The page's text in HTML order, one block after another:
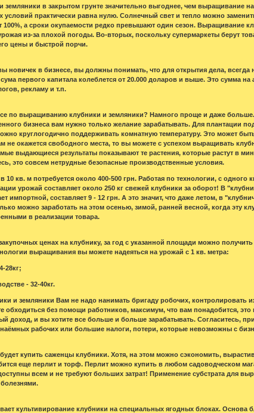
в закрытом грунте значительно выгоднее, чем выращивание
условий практически равна нулю. Солнечный свет и тепло можно
100%, а сроки окупаемости редко превышают один сезон. Выращивание
из-за плохой погоды. Во-вторых, поскольку супермаркеты берут
цены и быстрой порчи.
новичек в бизнесе, вы должны понимать, что для открытия дела,
первого капитала колеблется от 20.000 доларов и выше. Это сумма
рекламу и т.п.
по выращиванию клубники и земляники? Намного проще и даже больше.
бизнеса вам нужно только желание зарабатывать. Для плантации
круглогодично поддерживать комнатную температуру. Это может
не окажется свободного места, то вы можете с успехом выращивать
выдающиеся результаты показывают те растения, которые растут в
это совсем нетрудные безопасные производственные условия.
10 кв. м потребуется около 400-500 грн. Работая по технологии, с
урожай составляет около 250 кг свежей клубники за оборот! В
импортной, составляет 9 - 12 грн. А это значит, что даже летом, в
можно заработать на этом осенью, зимой, ранней весной, когда эту
в реализации товара.
ценах на клубнику, за год с указанной площади можно
выращивания вы можете надеяться на урожай с 1 кв. метра:
28кг;
- 32-40кг.
и земляники Вам не надо нанимать бригаду робочих, контролировать
обходиться без помощи работников, максимум, что вам понадобится,
доход, и вы хотите все больше и больше зарабатывать. Согласитесь,
рабочих или большие налоги, потери, которые невозможны с
купить саженцы клубники. Хотя, на этом можно сэкономить,
еще перлит и торф. Перлит можно купить в любом садоводческом
всем и не требуют больших затрат! Применение субстрата для
культивирование клубники на специальных ягодных блоках.